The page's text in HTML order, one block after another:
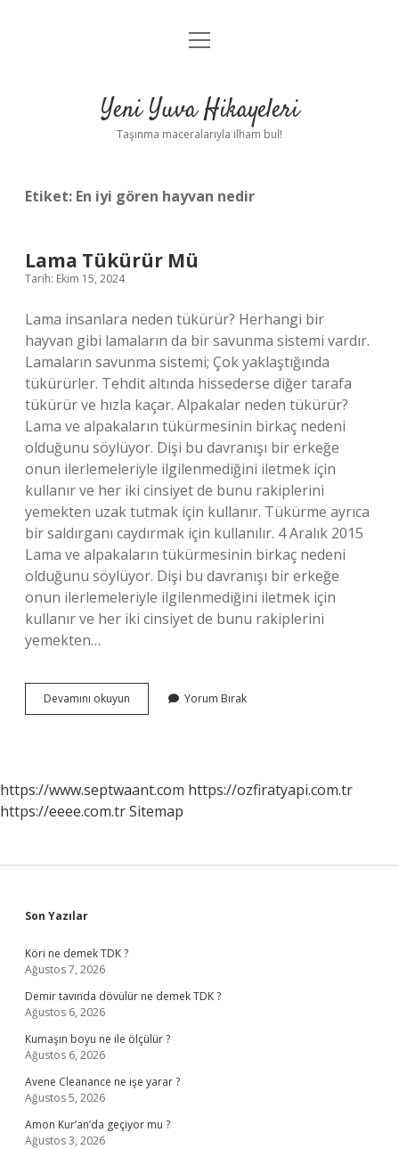
Anasayfa
Yasal Uyarı
menüyü
Yeni Yuva Hikayeleri
Taşınma maceralarıyla ilham bul!
Etiket: En iyi gören hayvan nedir
Lama Tükürür Mü
Tarih: Ekim 15, 2024
Lama insanlara neden tükürür? Herhangi bir
hayvan gibi lamaların da bir savunma sistemi vardır.
Lamaların savunma sistemi; Çok yaklaştığında
tükürürler. Tehdit altında hissederse diğer tarafa
tükürür ve hızla kaçar. Alpakalar neden tükürür?
Lama ve alpakaların tükürmesinin birkaç nedeni
olduğunu söylüyor. Dişi bu davranışı bir erkeğe
onun ilerlemeleriyle ilgilenmediğini iletmek için
kullanır ve her iki cinsiyet de bunu rakiplerini
yemekten uzak tutmak için kullanır. Tükürme ayrıca
bir saldırganı caydırmak için kullanılır. 4 Aralık 2015
Lama ve alpakaların tükürmesinin birkaç nedeni
olduğunu söylüyor. Dişi bu davranışı bir erkeğe
onun ilerlemeleriyle ilgilenmediğini iletmek için
kullanır ve her iki cinsiyet de bunu rakiplerini
yemekten…
Devamını okuyun
Tükürür
Yorum Bırak
https://www.septwaant.com https://ozfiratyapi.com.tr
https://eeee.com.trSitemap
Sidebar
Son Yazılar
Köri ne demek TDK ?
Ağustos 7, 2026
Demir tavında dövülür ne demek TDK ?
Ağustos 6, 2026
Kumaşın boyu ne ile ölçülür ?
Ağustos 6, 2026
Avene Cleanance ne işe yarar ?
Ağustos 5, 2026
Amon Kur’an’da geçiyor mu ?
Ağustos 3, 2026